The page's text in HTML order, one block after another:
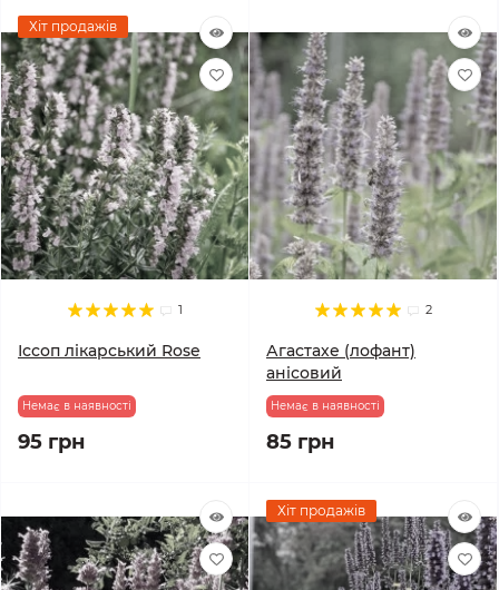
Хіт продажів
1
Іссоп лікарський Rose
Немає в наявності
95 грн
2
Агастахе (лофант)
анісовий
Немає в наявності
85 грн
Хіт продажів